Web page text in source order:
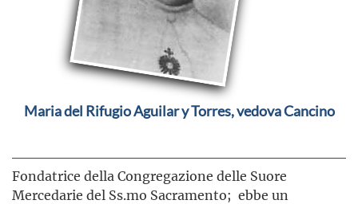
Maria del Rifugio Aguilar y Torres, vedova Cancino
Fondatrice della Congregazione delle Suore
Mercedarie del Ss.mo Sacramento; ebbe un